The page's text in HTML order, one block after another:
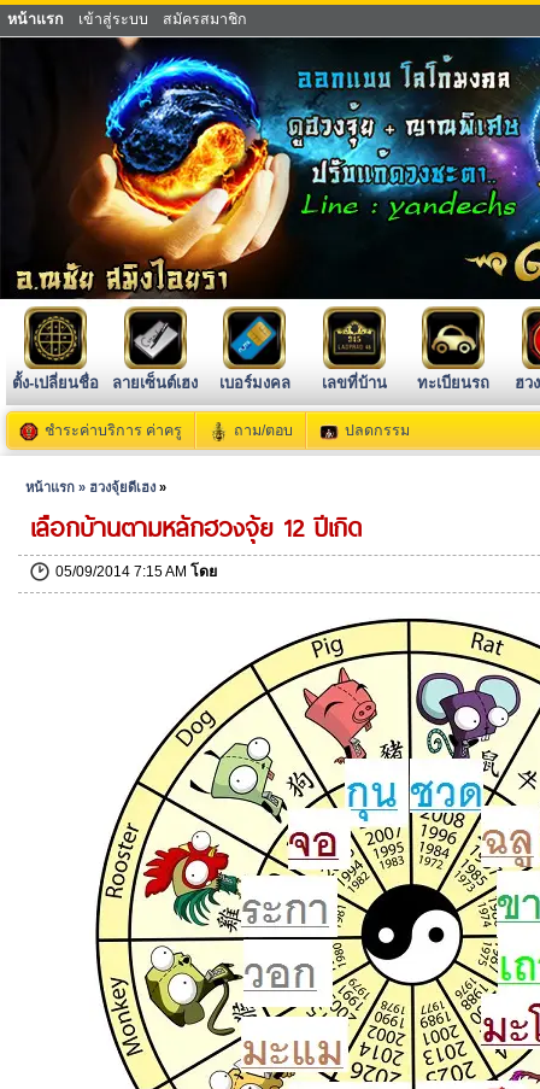
หน้าแรก เข้าสู่ระบบ สมัครสมาชิก
ตั้ง-เปลี่ยนชื่อ ลายเซ็นต์เฮง เบอร์มงคล เลขที่บ้าน ทะเบียนรถ ฮว
ชำระค่าบริการ ค่าครู ถาม/ตอบ ปลดกรรม
หน้าแรก » ฮวงจุ้ยดีเฮง »
เลือกบ้านตามหลักฮวงจุ้ย 12 ปีเกิด
05/09/2014 7:15 AM โดย